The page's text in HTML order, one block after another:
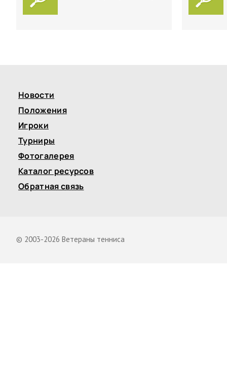
Новости
Положения
Игроки
Турниры
Фотогалерея
Каталог ресурсов
Обратная связь
© 2003-2026 Ветераны тенниса